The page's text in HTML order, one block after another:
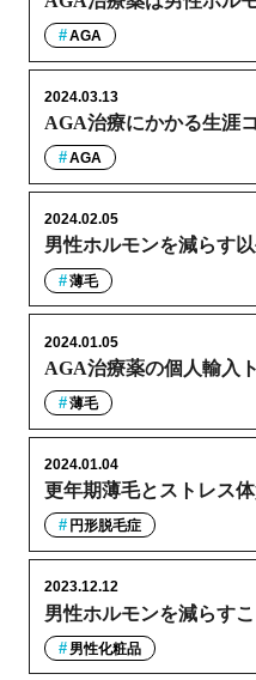
AGA
AGA治療にかかる生涯
2024.03.13
AGA
男性ホルモンを減らす
2024.02.05
薄毛
AGA治療薬の個人輸入
2024.01.05
薄毛
更年期薄毛とストレス
2024.01.04
円形脱毛症
男性ホルモンを減らす
2023.12.12
男性化粧品